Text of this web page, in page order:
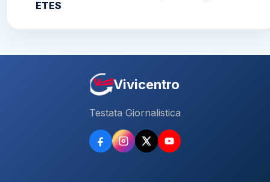
ETES
Vivicentro
Testata Giornalistica